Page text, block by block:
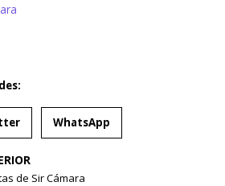
WhatsApp
de Sir Cámara